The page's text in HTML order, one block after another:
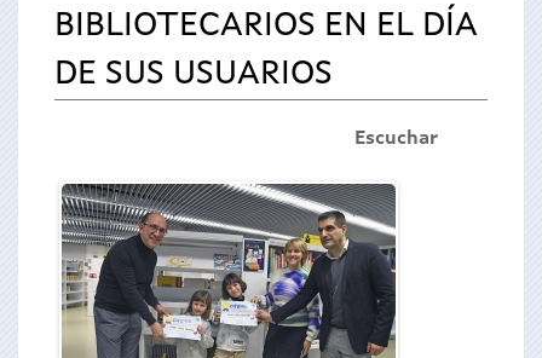
aquíBIBLIOTECARIOS EN EL DÍA
DE SUS USUARIOS
Escuchar